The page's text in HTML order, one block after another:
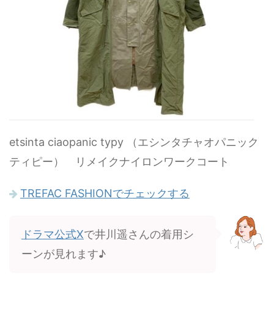
etsinta ciaopanic typy （エシンタチャオパニック
ティピー） リメイクナイロンワークコート
TREFAC FASHIONでチェックする
ドラマ公式Xで井川遥さんの着用シ
ーンが見れます♪